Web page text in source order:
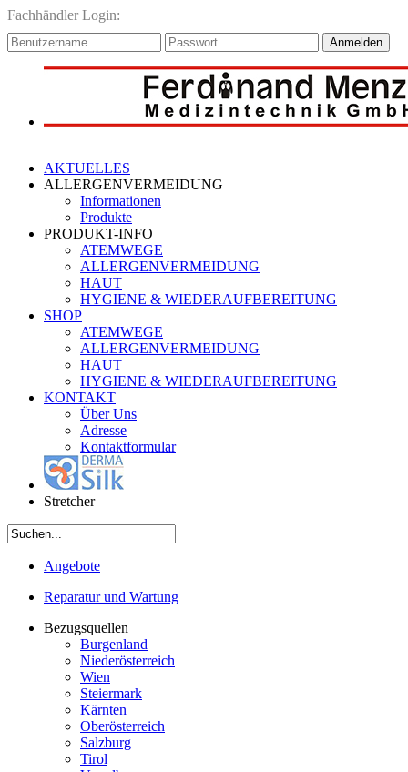
Fachhändler Login:
Anmelden
AKTUELLES
ALLERGENVERMEIDUNG
Informationen
Produkte
PRODUKT-INFO
ATEMWEGE
ALLERGENVERMEIDUNG
HAUT
HYGIENE & WIEDERAUFBEREITUNG
SHOP
ATEMWEGE
ALLERGENVERMEIDUNG
HAUT
HYGIENE & WIEDERAUFBEREITUNG
KONTAKT
Über Uns
Adresse
Kontaktformular
Stretcher
Angebote
Reparatur und Wartung
Bezugsquellen
Burgenland
Niederösterreich
Wien
Steiermark
Kärnten
Oberösterreich
Salzburg
Tirol